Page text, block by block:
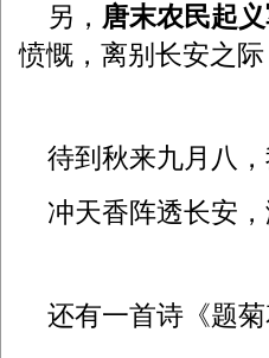
另， 唐末农民起
愤慨，离别长安之
待到秋来九月八，
冲天香阵透长安，
还有一首诗《题菊